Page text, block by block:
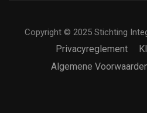
Copyright © 2025 Stichting
Privacyreglement
Algemene